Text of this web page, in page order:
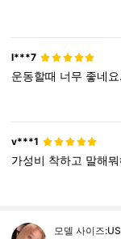
l***7
운동할때 너무 좋네
v***1
가성비 착하고 말해
모델 사이즈: